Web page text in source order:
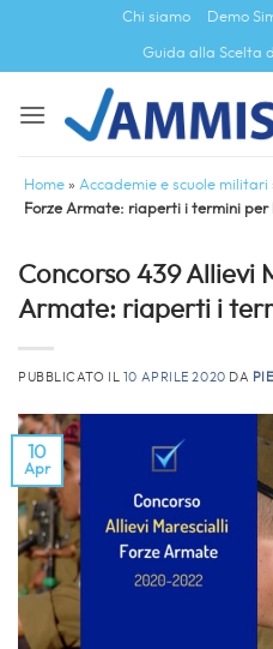
contenuti
Chi siamo Demo
Guida alla Scelta
Home » Accademie e scuole militari
Forze Armate: riaperti i termini per
Concorso 439 Allievi
Armate: riaperti i
PUBBLICATO IL 10 APRILE 2020 DA
10
Apr